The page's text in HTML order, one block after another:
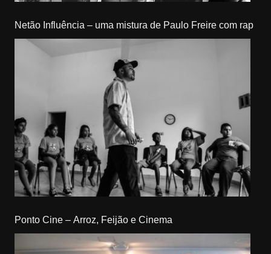
Netão Influência – uma mistura de Paulo Freire com rap
Ponto Cine – Arroz, Feijão e Cinema